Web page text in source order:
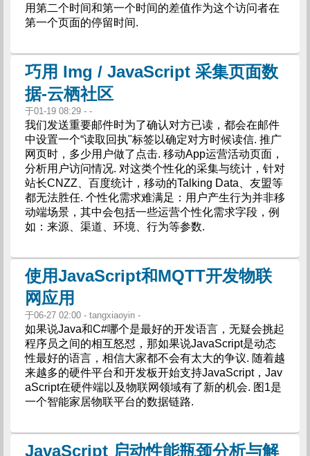
用第二个时间和第一个时间的差值作为这个访问者在
第一个页面的停留时间.
巧用 Img / JavaScript 采集页面数
据-云栖社区
于01-19 08:29 - -
我们发送重要邮件时为了确认对方已读，都会在邮件
中设置一个“读取回执"标签以确定对方时候读信. 推广
网页时，多少用户做了点击. 移动App运营活动页面，
分析用户访问情况. 对这类个性化的采集与统计，针对
站长CNZZ、百度统计，移动的Talking Data、友盟等
都无法胜任. 个性化需求难满足：用户产生行为并非移
动端场景，其中会包括一些运营个性化需求字段，例
如：来源、渠道、环境、行为等参数.
使用JavaScript和MQTT开发物联
网应用
于06-27 02:00 - tangxiaoyin -
如果说Java和C#哪个是最好的开发语言，无疑会挑起
程序员之间的相互怒怼，那如果说JavaScript是动态
性最好的语言，相信大家都不会有太大的争议. 随着越
来越多的硬件平台和开发板开始支持JavaScript，Jav
aScript在硬件端以及物联网领域有了新的机会. 图1是
一个智能家居物联平台的数据链路.
JavaScript 启动性能瓶颈分析与解